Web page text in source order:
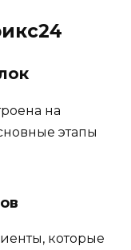
на
этапы
которые